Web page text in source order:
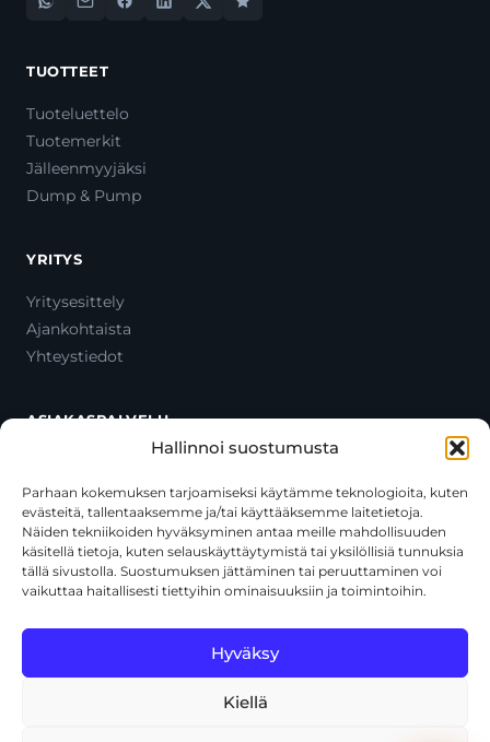
Hallinnoi suostumusta
Parhaan kokemuksen tarjoamiseksi käytämme teknologioita, kuten
evästeitä, tallentaaksemme ja/tai käyttääksemme laitetietoja.
Näiden tekniikoiden hyväksyminen antaa meille mahdollisuuden
käsitellä tietoja, kuten selauskäyttäytymistä tai yksilöllisiä tunnuksia
tällä sivustolla. Suostumuksen jättäminen tai peruuttaminen voi
vaikuttaa haitallisesti tiettyihin ominaisuuksiin ja toimintoihin.
Hyväksy
Kiellä
TUOTTEET
Tuoteluettelo
Tuotemerkit
Jälleenmyyjäksi
Dump & Pump
YRITYS
Yritysesittely
Ajankohtaista
Yhteystiedot
ASIAKASPALVELU
Oma tili
Maksutavat
Toimitustavat
Usein kysytyt kysymykset
+358 44 270 3795
asiakaspalvelu@toolcat.fi